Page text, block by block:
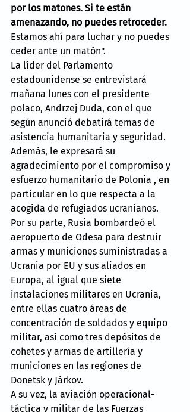
por los matones. Si te están
amenazando, no puedes retroceder.
Estamos ahí para luchar y no puedes
ceder ante un matón".
La líder del Parlamento
estadounidense se entrevistará
mañana lunes con el presidente
polaco, Andrzej Duda, con el que
según anunció debatirá temas de
asistencia humanitaria y seguridad.
Además, le expresará su
agradecimiento por el compromiso y
esfuerzo humanitario de Polonia , en
particular en lo que respecta a la
acogida de refugiados ucranianos.
Por su parte, Rusia bombardeó el
aeropuerto de Odesa para destruir
armas y municiones suministradas a
Ucrania por EU y sus aliados en
Europa, al igual que siete
instalaciones militares en Ucrania,
entre ellas cuatro áreas de
concentración de soldados y equipo
militar, así como tres depósitos de
cohetes y armas de artillería y
municiones en las regiones de
Donetsk y Járkov.
A su vez, la aviación operacional-
táctica y militar de las Fuerzas